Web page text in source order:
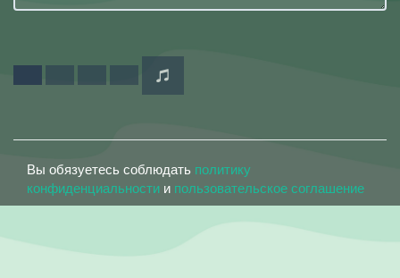
Вы обязуетесь соблюдать политику
конфиденциальности и пользовательское соглашение